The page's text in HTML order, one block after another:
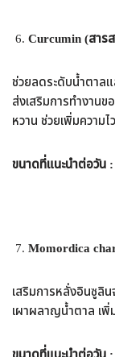
Curcumin (สาร
ช่วยลดระดับน้ำตาลแ
ส่งเสริมการทำงานข
หวาน ช่วยเพิ่มความ
ขนาดที่แนะนำต่อวัน :
Momordica
เสริมการหลั่งอินซูลิ
เผาผลาญน้ำตาล เ